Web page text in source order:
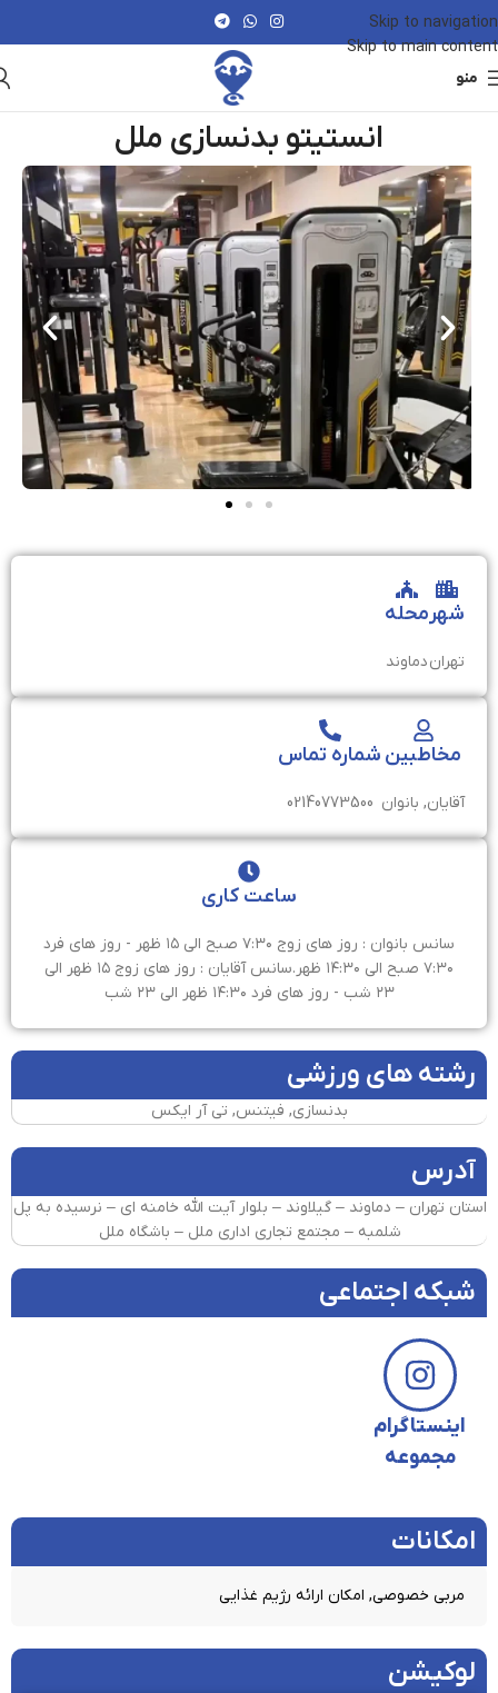
Skip to navigation
Skip to main content
منو
انستیتو بدنسازی ملل
شهر
تهران
محله
دماوند
مخاطبین
آقایان, بانوان
شماره تماس
02140773500
ساعت کاری
سانس بانوان : روز های زوج ۷:۳۰ صبح الی ۱۵ ظهر - روز های فرد
۷:۳۰ صبح الی ۱۴:۳۰ ظهر.سانس آقایان : روز های زوج ۱۵ ظهر الی
۲۳ شب - روز های فرد ۱۴:۳۰ ظهر الی ۲۳ شب
رشته های ورزشی
بدنسازی, فیتنس, تی آر ایکس
آدرس
استان تهران – دماوند – گیلاوند – بلوار آیت الله خامنه ای – نرسیده به پل
شلمبه – مجتمع تجاری اداری ملل – باشگاه ملل
شبکه اجتماعی
اینستاگرام
مجموعه
امکانات​
مربی خصوصی, امکان ارائه رژیم غذایی
لوکیشن